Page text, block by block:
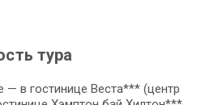
тура
— в го­сти­ни­це Веста*** (центр